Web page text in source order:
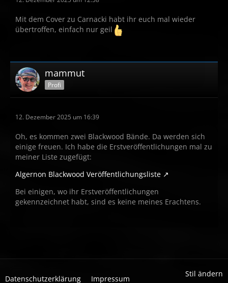
Mit dem Cover zu Carnacki habt ihr euch mal wieder
übertroffen, einfach nur geil
mammut
Profi
12. Dezember 2025 um 16:39
Oh, es kommen zwei Blackwood Bände. Da werden sich
einige freuen. Ich habe die Erstveröffentlichungen mal zu
meiner Liste zugefügt:
Algernon Blackwood Veröffentlichungsliste
Bei einigen, wo ihr Erstveröffentlichungen
gekennzeichnet habt, sind es keine meines Erachtens.
Stil ändern
Datenschutzerklärung Impressum